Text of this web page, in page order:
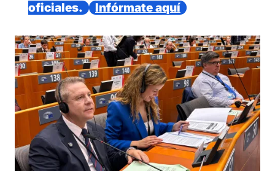
oficiales.
Infórmate aquí